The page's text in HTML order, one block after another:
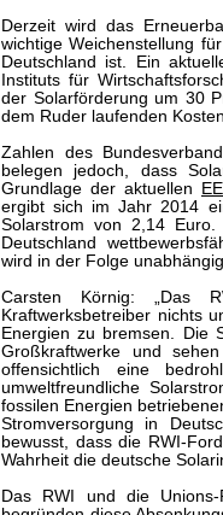
Derzeit wird das
wichtige Weichenstellung
Deutschland ist. Ein
Instituts für
der Solarförderung um 30
dem Ruder laufenden
Zahlen des
belegen jedoch, dass
Grundlage der aktuellen
ergibt sich im Jahr 2014
Solarstrom von 2,14
Deutschland
wird in der Folge
Carsten Körnig: „Das
Kraftwerksbetreiber nichts
Energien zu bremsen. Die
Großkraftwerke und
offensichtlich eine
umweltfreundliche
fossilen Energien
Stromversorgung in
bewusst, dass die RWI-
Wahrheit die deutsche
Das RWI und die